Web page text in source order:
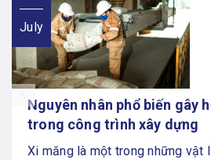
July
Nguyên nhân phổ biến gây
trong công trình xây dựng
Xi măng là một trong những vật